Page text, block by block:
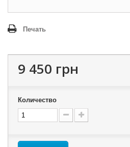
Печать
9 450 грн
Количество